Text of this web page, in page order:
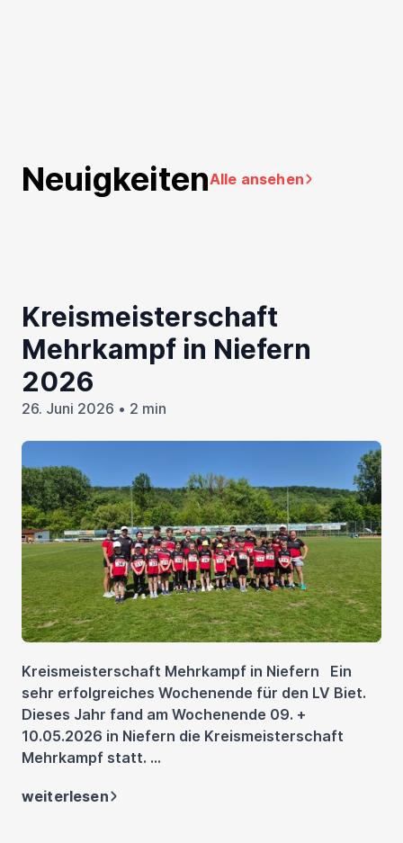
NeuigkeitenAlle ansehen
Kreismeisterschaft
Mehrkampf in Niefern
2026
26. Juni 2026 • 2 min
Kreismeisterschaft Mehrkampf in Niefern Ein
sehr erfolgreiches Wochenende für den LV Biet.
Dieses Jahr fand am Wochenende 09. +
10.05.2026 in Niefern die Kreismeisterschaft
Mehrkampf statt. ...
weiterlesen